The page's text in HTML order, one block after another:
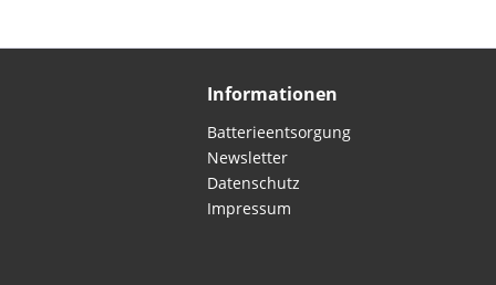
Informationen
Batterieentsorgung
Newsletter
Datenschutz
Impressum